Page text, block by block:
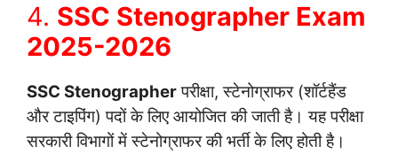
4. SSC Stenographer Exam
2025-2026
SSC Stenographerपरीक्षा, स्टेनोग्राफर (शॉर्टहैंड
और टाइपिंग) पदों के लिए आयोजित की जाती है। यह परीक्षा
सरकारी विभागों में स्टेनोग्राफर की भर्ती के लिए होती है।